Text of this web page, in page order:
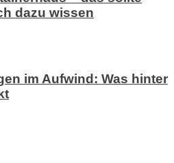
dazu wissen
im Aufwind: Was hinter